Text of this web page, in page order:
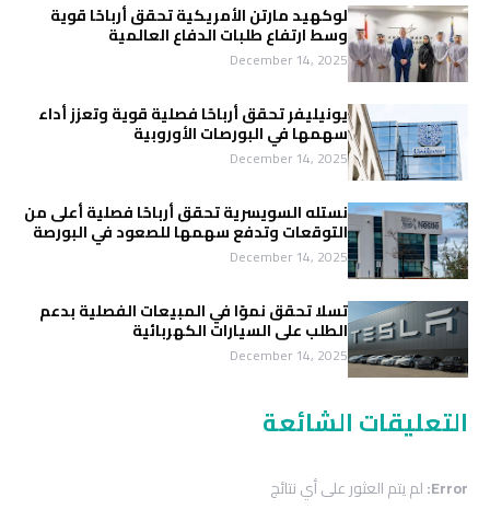
لوكهيد مارتن الأمريكية تحقق أرباحًا قوية
وسط ارتفاع طلبات الدفاع العالمية
December 14, 2025
يونيليفر تحقق أرباحًا فصلية قوية وتعزز أداء
سهمها في البورصات الأوروبية
December 14, 2025
نستله السويسرية تحقق أرباحًا فصلية أعلى من
التوقعات وتدفع سهمها للصعود في البورصة
December 14, 2025
تسلا تحقق نموًا في المبيعات الفصلية بدعم
الطلب على السيارات الكهربائية
December 14, 2025
التعليقات الشائعة
Error: لم يتم العثور على أي نتائج